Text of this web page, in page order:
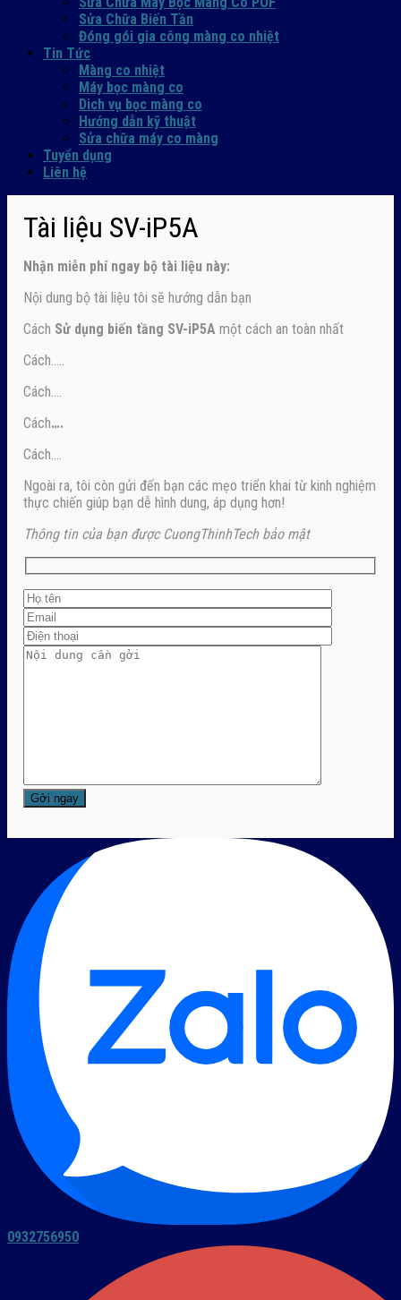
Sửa Chữa Biến Tần
Đóng gói gia công màng co nhiệt
Tin Tức
Màng co nhiệt
Máy bọc màng co
Dich vụ bọc màng co
Hướng dẫn kỹ thuật
Sửa chữa máy co màng
Tuyển dụng
Liên hệ
Tài liệu SV-iP5A
Nhận miễn phí ngay bộ tài liệu này:
Nội dung bộ tài liệu tôi sẽ hướng dẫn bạn
Cách Sử dụng biến tầng SV-iP5A một cách an toàn nhất
Cách…..
Cách….
Cách….
Cách….
Ngoài ra, tôi còn gửi đến bạn các mẹo triển khai từ kinh nghiệm
thực chiến giúp bạn dễ hình dung, áp dụng hơn!
Thông tin của bạn được CuongThinhTech bảo mật
0932756950